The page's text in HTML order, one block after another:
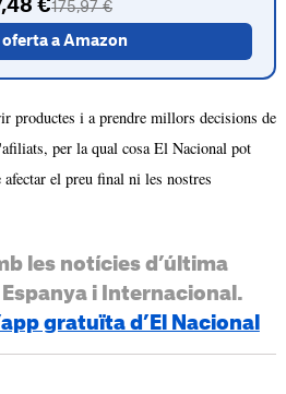
€175,97 €
oferta a Amazon
productes i a prendre millors decisions de
per la qual cosa El Nacional pot
el preu final ni les nostres
les notícies d’última
i Internacional.
gratuïta d’El Nacional